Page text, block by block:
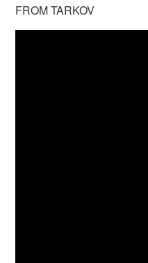
FROM TARKOV